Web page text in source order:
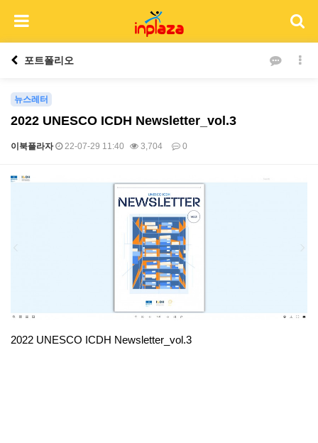
포트폴리오
뉴스레터
2022 UNESCO ICDH Newsletter_vol.3
이북플라자 22-07-29 11:40 3,704 0
본문
2022 UNESCO ICDH Newsletter_vol.3